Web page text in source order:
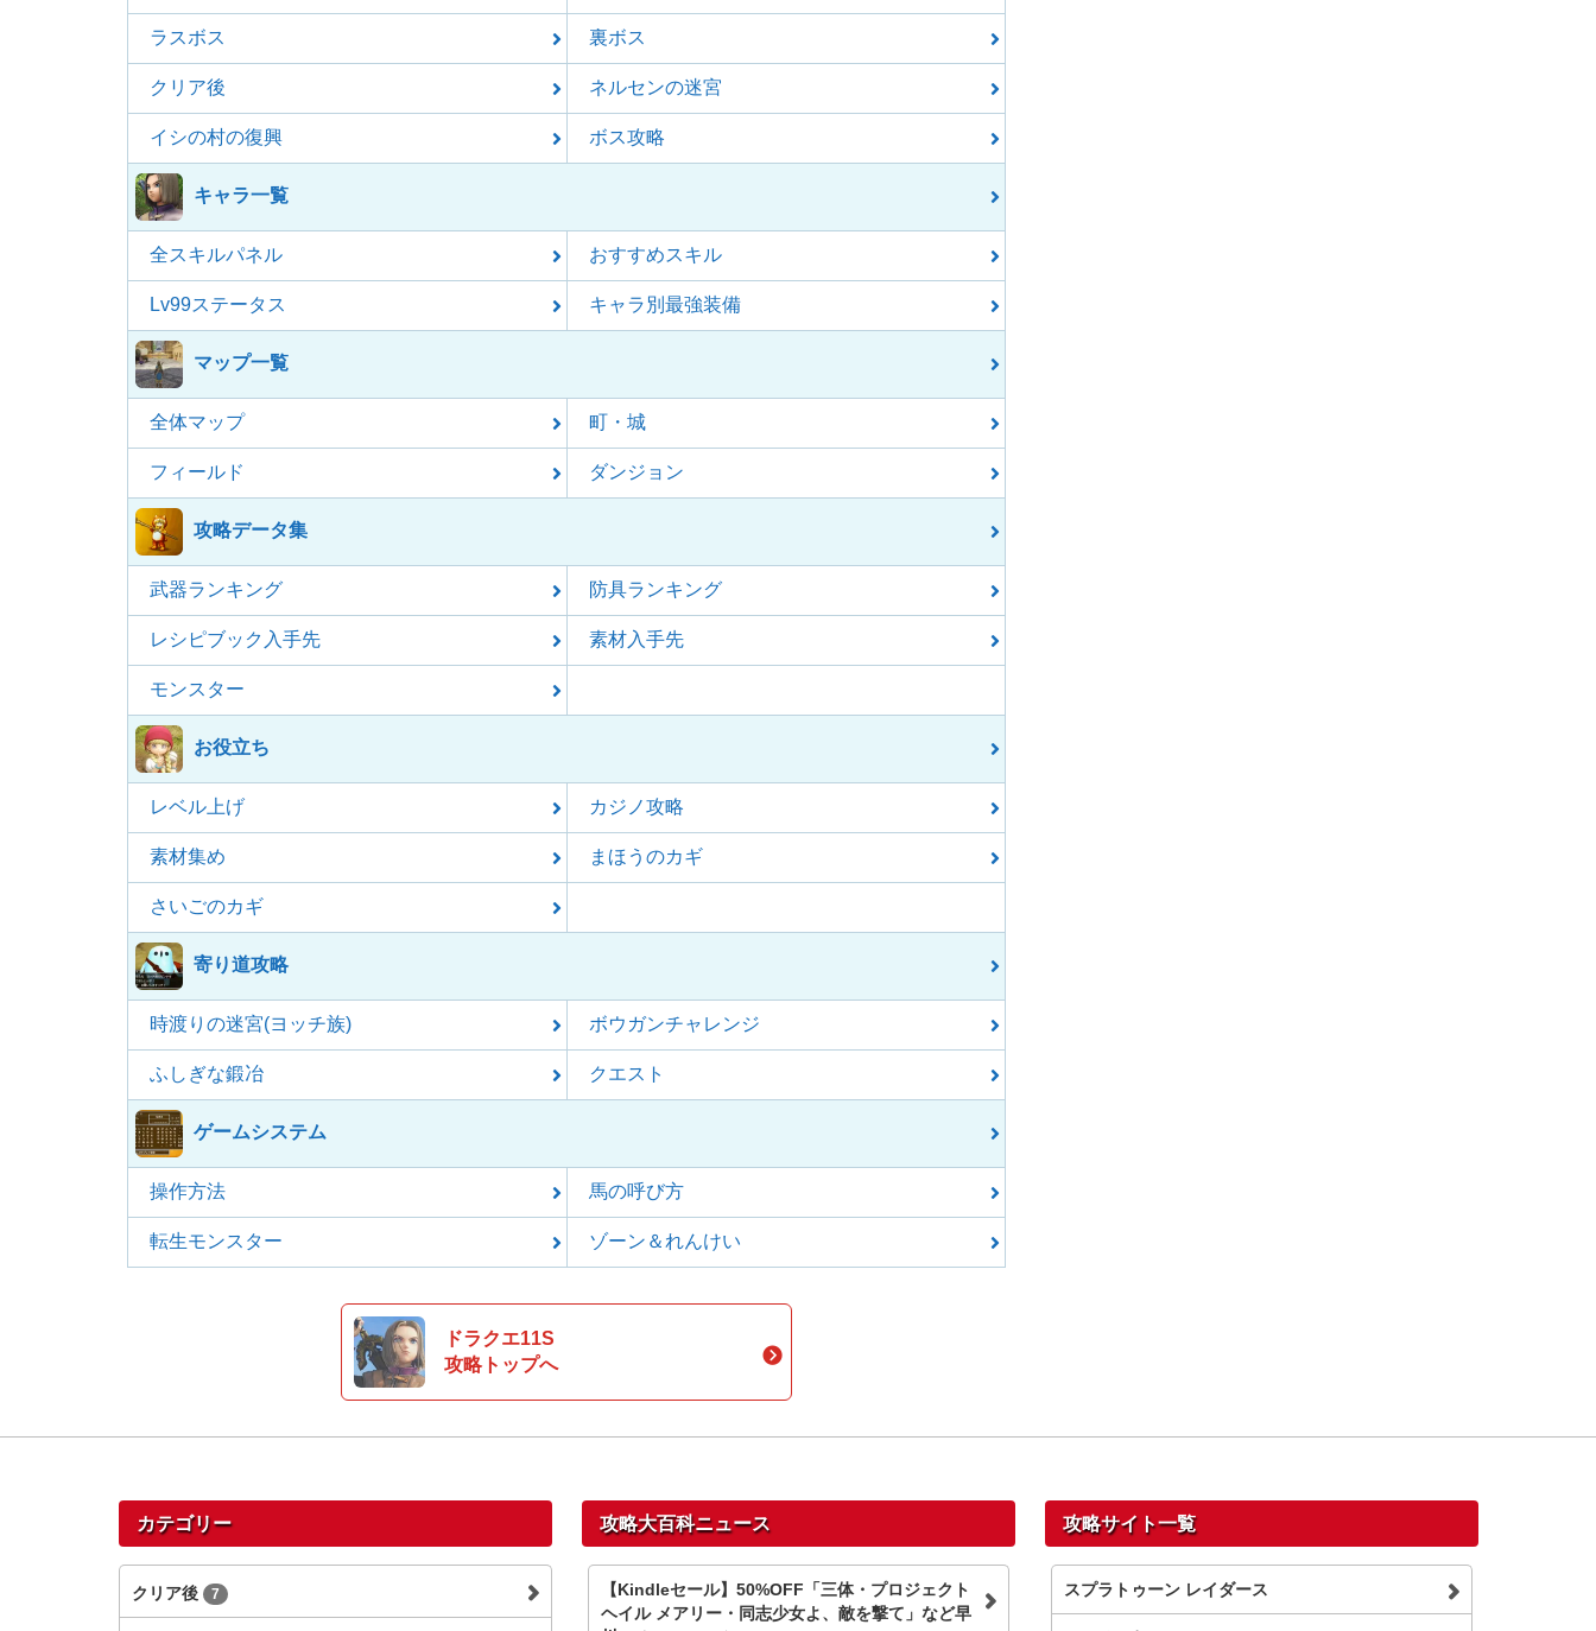
ラスボス 裏ボス
クリア後 ネルセンの迷宮
イシの村の復興 ボス攻略
キャラ一覧
全スキルパネル おすすめスキル
Lv99ステータス キャラ別最強装備
マップ一覧
全体マップ 町・城
フィールド ダンジョン
攻略データ集
武器ランキング 防具ランキング
レシピブック入手先 素材入手先
モンスター
お役立ち
レベル上げ カジノ攻略
素材集め まほうのカギ
さいごのカギ
寄り道攻略
時渡りの迷宮(ヨッチ族) ボウガンチャレンジ
ふしぎな鍛冶 クエスト
ゲームシステム
操作方法 馬の呼び方
転生モンスター ゾーン＆れんけい
ドラクエ11S
攻略トップへ
カテゴリー
クリア後 7
攻略大百科ニュース
【Kindleセール】50%OFF「三体・プロジェクト
ヘイル メアリー・同志少女よ、敵を撃て」など早
攻略サイト一覧
スプラトゥーン レイダース